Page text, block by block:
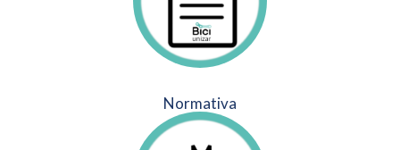
Normativa